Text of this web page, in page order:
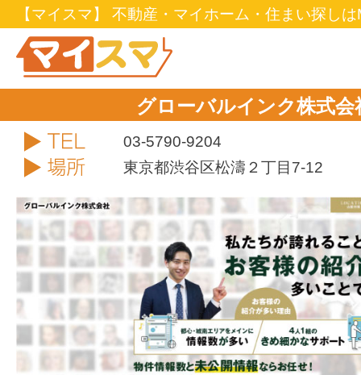
【マイスマ】 不動産・マイホーム・住まい探し
グローバルインク株式
03-5790-9204
住所東京都渋谷区松濤２丁目7-12